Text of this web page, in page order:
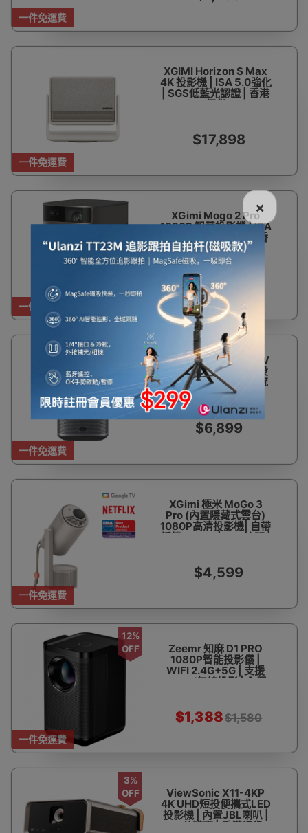
一件免運費
一件免運費
XGIMI Horizon S Max
4K 投影機 | ISA 5.0強化
| SGS低藍光認證 | 香港
行貨
$17,898
一件免運費
XGimi Mogo 2 Pro
1080P 智慧投影機 | ISA
2.0技術 | 智慧護眼 | 香
港行貨
$3,699
一件免運費
極米 Xgimi Halo+ GTV
1080P高清家用便攜投
影機 | 內置google系統
Netflix 官方認證 | 700
流明高亮 | 香港行貨
$6,899
一件免運費
XGimi 極米 MoGo 3
Pro (內置隱藏式雲台)
1080P高清投影機| 自帶
授權Netflix | 450流明 |
$4,599
一件免運費
12%
OFF
Zeemr 知麻 D1 PRO
1080P智能投影儀 |
WIFI 2.4G+5G | 支援
HDMI/無線投影 | 內置
$1,388$1,580
3%
OFF
ViewSonic X11-4KP
4K UHD短投便攜式LED
投影機 | 內置JBL喇叭 |
4K分辨率 | 香港行貨
×